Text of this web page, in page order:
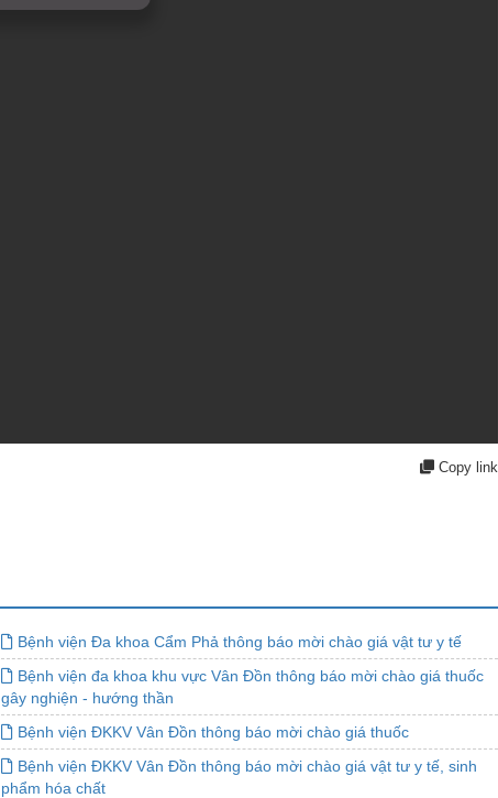
Copy link
Bệnh viện Đa khoa Cẩm Phả thông báo mời chào giá vật tư y tế
Bệnh viện đa khoa khu vực Vân Đồn thông báo mời chào giá thuốc
gây nghiện - hướng thần
Bệnh viện ĐKKV Vân Đồn thông báo mời chào giá thuốc
Bệnh viện ĐKKV Vân Đồn thông báo mời chào giá vật tư y tế, sinh
phẩm hóa chất